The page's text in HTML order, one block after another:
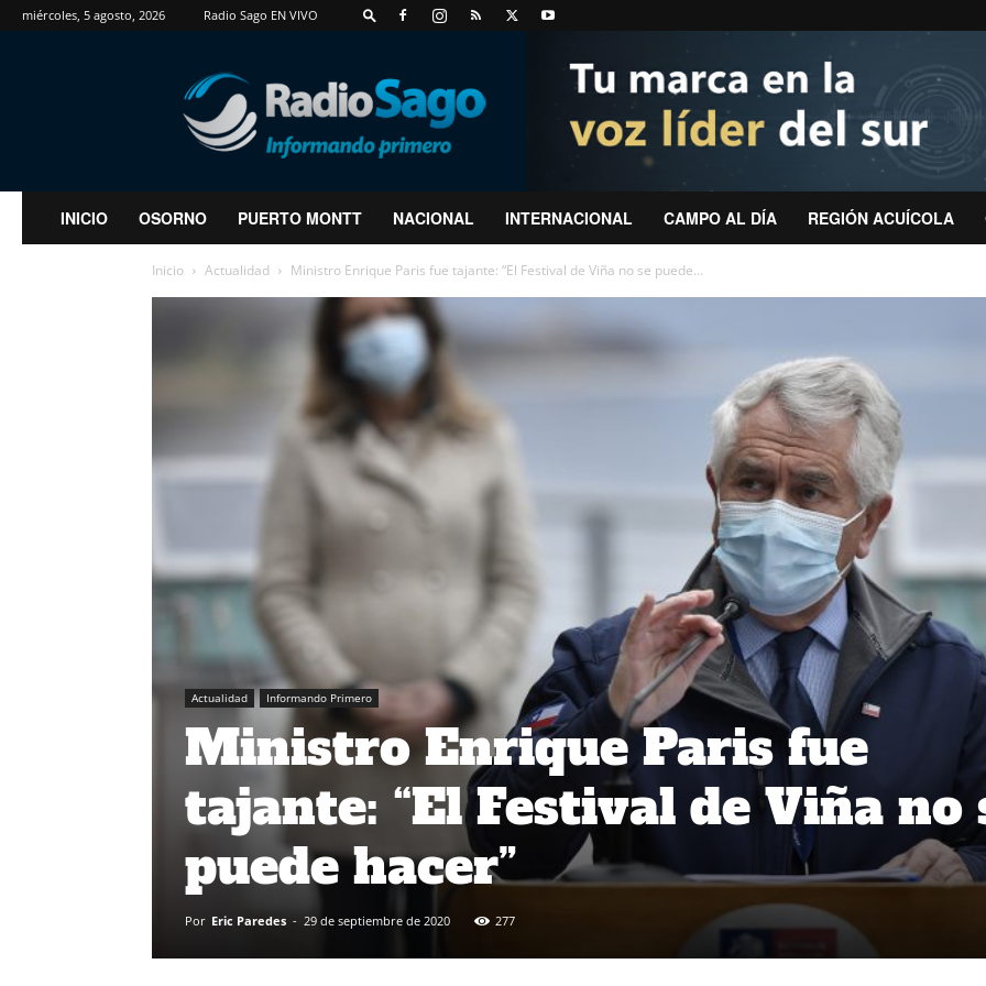
miércoles, 5 agosto, 2026 Radio Sago EN VIVO
RadioSago
INICIO OSORNO PUERTO MONTT NACIONAL INTERNACIONAL CAMPO AL DÍA REGIÓN ACUÍCOLA
Inicio Actualidad Ministro Enrique Paris fue tajante: “El Festival de Viña no se puede...
Actualidad Informando Primero
Ministro Enrique Paris fue
tajante: “El Festival de Viña no
puede hacer”
Por Eric Paredes - 29 de septiembre de 2020 277